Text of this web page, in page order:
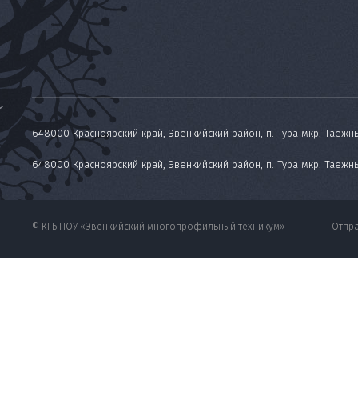
648000 Красноярский край, Эвенкийский район, п. Тура мкр.
648000 Красноярский край, Эвенкийский район, п. Тура мкр.
© КГБ ПОУ «Эвенкийский многопрофильный техникум»